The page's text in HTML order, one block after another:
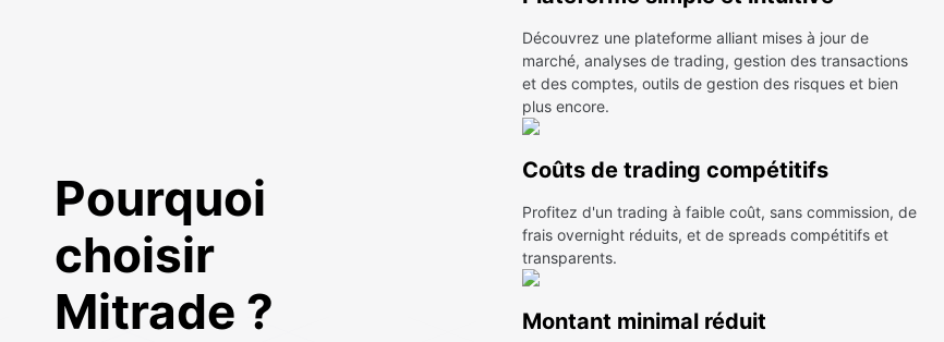
Pourquoi
choisir
Mitrade ?
Découvrez une plateforme alliant mises à jour de
marché, analyses de trading, gestion des transactions
et des comptes, outils de gestion des risques et bien
plus encore.
Coûts de trading compétitifs
Profitez d'un trading à faible coût, sans commission, de
frais overnight réduits, et de spreads compétitifs et
transparents.
Montant minimal réduit